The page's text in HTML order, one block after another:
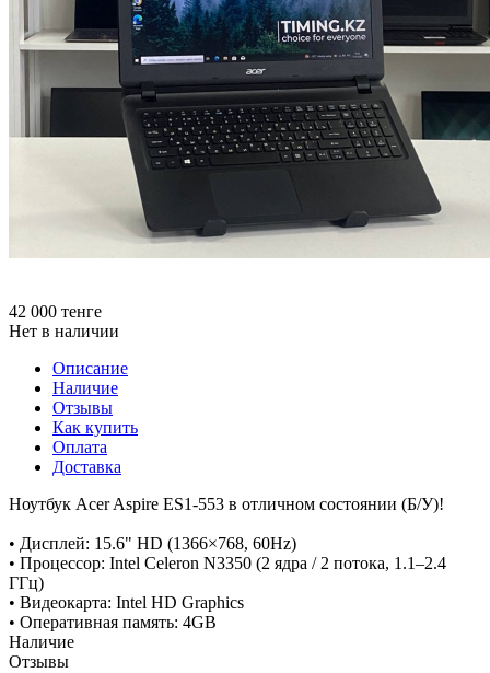
42 000 тенге
Нет в наличии
Описание
Наличие
Отзывы
Как купить
Оплата
Доставка
Ноутбук Acer Aspire ES1-553 в отличном состоянии (Б/У)!
• Дисплей: 15.6" HD (1366×768, 60Hz)
• Процессор: Intel Celeron N3350 (2 ядра / 2 потока, 1.1–2.4
ГГц)
• Видеокарта: Intel HD Graphics
• Оперативная память: 4GB
Наличие
Отзывы